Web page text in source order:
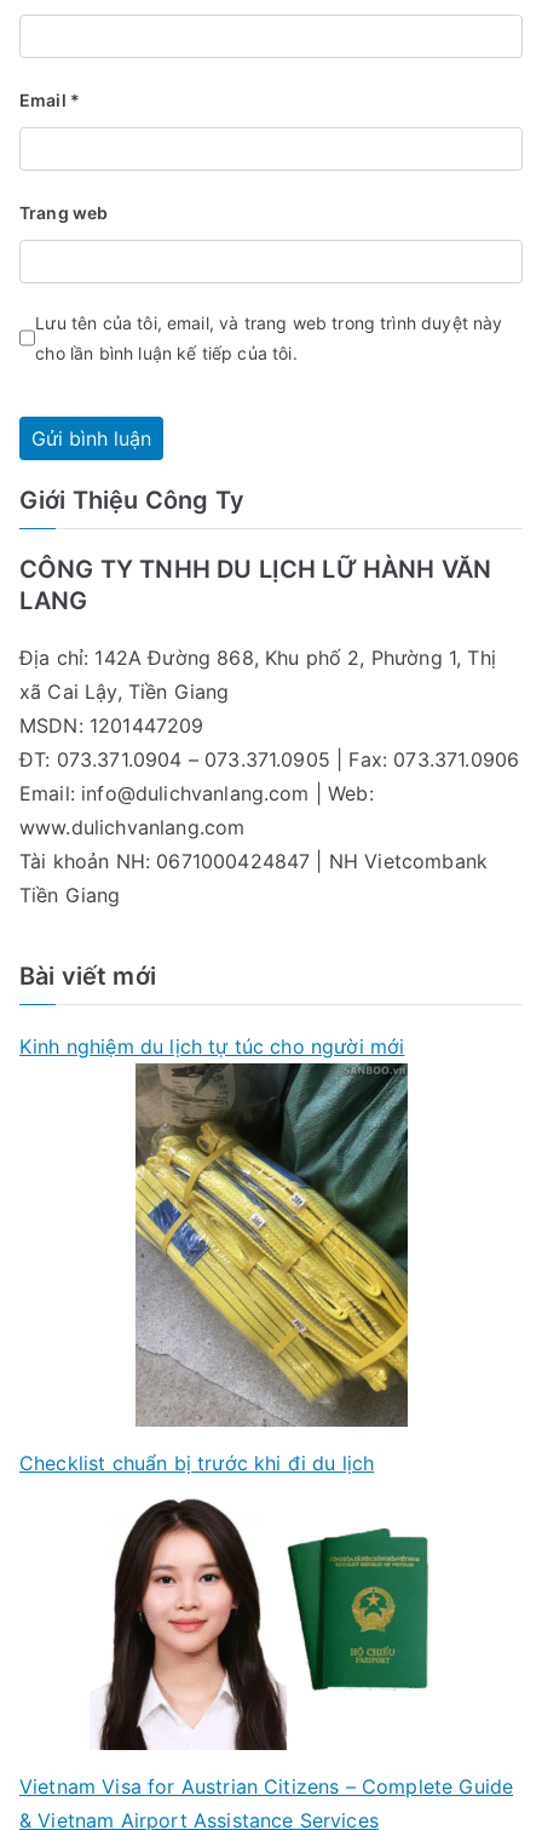
Email *
Trang web
Lưu tên của tôi, email, và trang web trong trình duyệt này
cho lần bình luận kế tiếp của tôi.
Giới Thiệu Công Ty
CÔNG TY TNHH DU LỊCH LỮ HÀNH VĂN
LANG
Địa chỉ: 142A Đường 868, Khu phố 2, Phường 1, Thị
xã Cai Lậy, Tiền Giang
MSDN: 1201447209
ĐT: 073.371.0904 – 073.371.0905 | Fax: 073.371.0906
Email: info@dulichvanlang.com | Web:
www.dulichvanlang.com
Tài khoản NH: 0671000424847 | NH Vietcombank
Tiền Giang
Bài viết mới
Kinh nghiệm du lịch tự túc cho người mới
Checklist chuẩn bị trước khi đi du lịch
Vietnam Visa for Austrian Citizens – Complete Guide
& Vietnam Airport Assistance Services